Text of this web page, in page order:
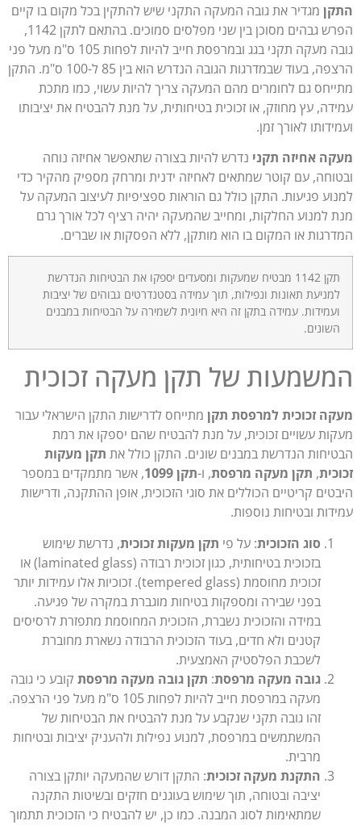
מגדיר את גובה המעקה התקני שיש להתקין בכל מקום בו קיים
הפרש גבהים מסוכן בין שני מפלסים סמוכים. בהתאם לתקן 1142,
גובה מעקה תקני בגג ובמרפסת חייב להיות לפחות 105 ס"מ מעל פני
הרצפה, בעוד שבמדרגות הגובה הנדרש הוא בין 85 ל-100 ס"מ. התקן
גם לחומרים מהם המעקה צריך להיות עשוי, כמו מתכת
עץ מחוזק, או זכוכית בטיחותית, על מנת להבטיח את יציבותו
לאורך זמן.
אחיזה תקנינדרש להיות בצורה שתאפשר אחיזה נוחה
עם קוטר שמתאים לאחיזה ידנית ומרחק מספיק מהקיר כדי
פגיעות. התקן כולל גם הוראות ספציפיות לעיצוב המעקה על
למנוע החלקות, ומחייב שהמעקה יהיה רציף לכל אורך גרם
או המקום בו הוא מותקן, ללא הפסקות או שברים​.
תקן 1142 מבטיח שמעקות ומסעדים יספקו את הבטיחות הנדרשת
תאונות ונפילות, תוך עמידה בסטנדרטים גבוהים של יציבות
עמידה בתקן זה היא חיונית לשמירה על הבטיחות במבנים
של תקן מעקה זכוכית
זכוכית למרפסת תקן מתייחס לדרישות התקן הישראלי עבור
עשויים זכוכית, על מנת להבטיח שהם יספקו את רמת
הנדרשת במבנים שונים. התקן כולל אתתקן מעקות
,תקן מעקה מרפסת, ו-תקן 1099
, אשר מתמקדים במספר
קריטיים הכוללים את סוגי הזכוכית, אופן ההתקנה, ודרישות
ובטיחות נוספות.
סוג הזכוכית: על פיתקן מעקות זכוכית, נדרשת שימוש
בזכוכית בטיחותית, כגון זכוכית רבודה (laminated glass) או
זכוכית מחוסמת (tempered glass). זכוכיות אלו עמידות יותר
בפני שבירה ומספקות בטיחות מוגברת במקרה של פגיעה.
במידה והזכוכית נשברת, הזכוכית המחוסמת מתפזרת לרסיסים
קטנים ולא חדים, בעוד הזכוכית הרבודה נשארת מחוברת
לשכבת הפלסטיק האמצעית.
גובה מעקה מרפסת:תקן גובה מעקה מרפסתקובע כי גובה
מעקה במרפסת חייב להיות לפחות 105 ס"מ מעל פני הרצפה.
זהו גובה תקני שנקבע על מנת להבטיח את הבטיחות של
המשתמשים במרפסת, למנוע נפילות ולהעניק יציבות ובטיחות
מרבית.
התקנת מעקה זכוכית: התקן דורש שהמעקה יותקן בצורה
יציבה ובטוחה, תוך שימוש בעוגנים חזקים ובשיטות התקנה
שמתאימות לסוג המבנה. כמו כן, יש להבטיח כי הזכוכית תתמוך